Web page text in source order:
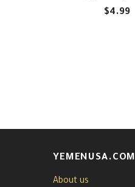
$4.99
YEMENUSA.COM
About us